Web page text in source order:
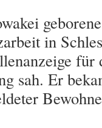
in
sah. Er